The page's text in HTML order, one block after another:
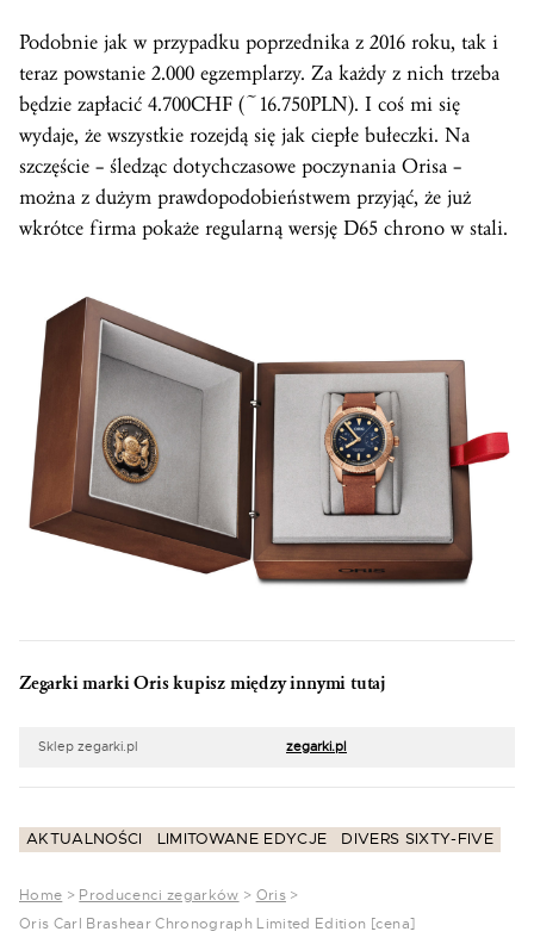
Podobnie jak w przypadku poprzednika z 2016 roku, tak i
teraz powstanie 2.000 egzemplarzy. Za każdy z nich trzeba
będzie zapłacić 4.700CHF (~16.750PLN). I coś mi się
wydaje, że wszystkie rozejdą się jak ciepłe bułeczki. Na
szczęście – śledząc dotychczasowe poczynania Orisa –
można z dużym prawdopodobieństwem przyjąć, że już
wkrótce firma pokaże regularną wersję D65 chrono w stali.
Zegarki marki Oris kupisz między innymi tutaj
Sklep zegarki.pl zegarki.pl
AKTUALNOŚCI LIMITOWANE EDYCJE DIVERS SIXTY-FIVE
Home > Producenci zegarków > Oris>
Oris Carl Brashear Chronograph Limited Edition [cena]